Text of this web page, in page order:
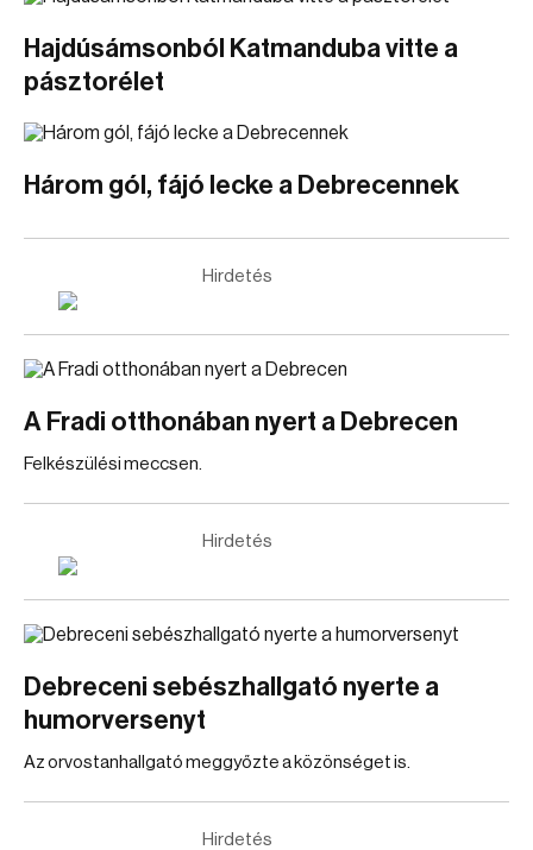
Hajdúsámsonból Katmanduba vitte a
pásztorélet
Három gól, fájó lecke a Debrecennek
Hirdetés
A Fradi otthonában nyert a Debrecen
Felkészülési meccsen.
Hirdetés
Debreceni sebészhallgató nyerte a
humorversenyt
Az orvostanhallgató meggyőzte a közönséget is.
Hirdetés